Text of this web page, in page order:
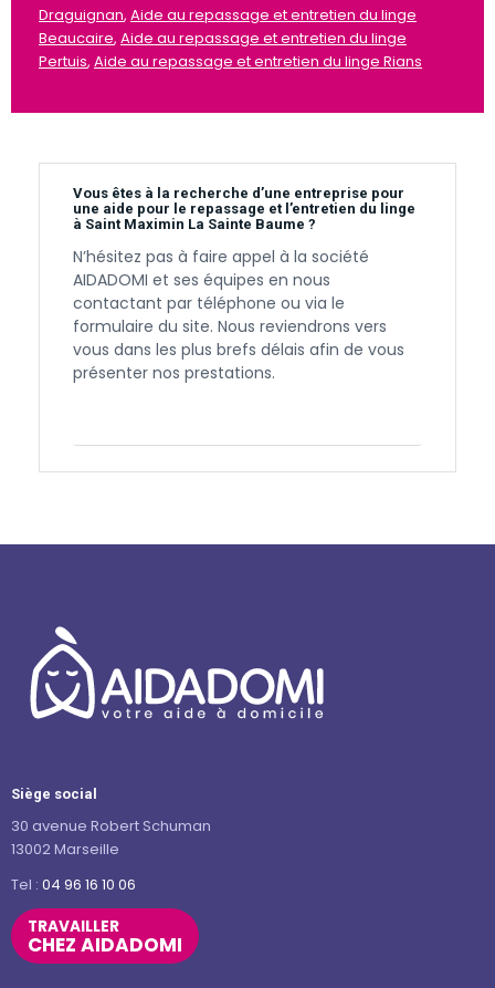
Draguignan, Aide au repassage et entretien du linge
Beaucaire, Aide au repassage et entretien du linge
Pertuis, Aide au repassage et entretien du linge Rians
Vous êtes à la recherche d’une entreprise pour
une aide pour le repassage et l’entretien du linge
à Saint Maximin La Sainte Baume ?
N’hésitez pas à faire appel à la société
AIDADOMI et ses équipes en nous
contactant par téléphone ou via le
formulaire du site. Nous reviendrons vers
vous dans les plus brefs délais afin de vous
présenter nos prestations.
Siège social
30 avenue Robert Schuman
13002 Marseille
Tel : 04 96 16 10 06
TRAVAILLER
CHEZ AIDADOMI